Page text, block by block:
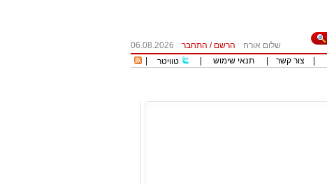
שלום אורח הרשם / התחבר
06.08.2026
צור קשר תנאי שימוש טוויטר